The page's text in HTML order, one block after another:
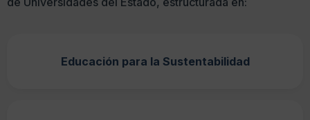
Educación para la Sustentabilidad